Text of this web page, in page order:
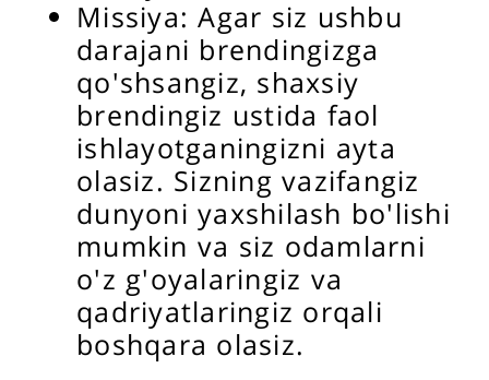
Missiya: Agar siz ushbu
darajani brendingizga
qo'shsangiz, shaxsiy
brendingiz ustida faol
ishlayotganingizni ayta
olasiz. Sizning vazifangiz
dunyoni yaxshilash bo'lishi
mumkin va siz odamlarni
o'z g'oyalaringiz va
qadriyatlaringiz orqali
boshqara olasiz.